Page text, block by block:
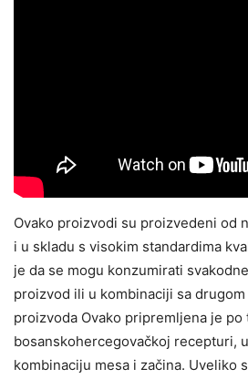
Ovako proizvodi su proizvedeni od
i u skladu s visokim standardima
je da se mogu konzumirati
proizvod ili u kombinaciji sa
proizvoda Ovako pripremljena je po
bosanskohercegovačkoj recepturi,
kombinaciju mesa i začina. Uveliko